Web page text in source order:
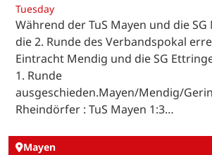
Tuesday
Während der TuS Mayen und die SG
die 2. Runde des Verbandspokal
Eintracht Mendig und die SG
1. Runde
ausgeschieden.Mayen/Mendig/
Rheindörfer : TuS Mayen 1:3…
Mayen